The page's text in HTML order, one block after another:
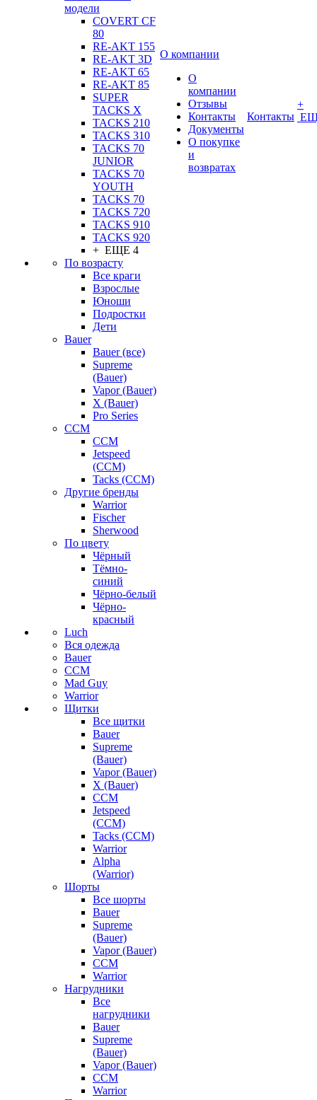
модели
COVERT CF
80
RE-AKT 155
RE-AKT 3D
RE-AKT 65
RE-AKT 85
SUPER
TACKS X
TACKS 210
TACKS 310
TACKS 70
JUNIOR
TACKS 70
YOUTH
TACKS 70
TACKS 720
TACKS 910
TACKS 920
+ ЕЩЕ 4
По возрасту
Все краги
Взрослые
Юноши
Подростки
Дети
Bauer
Bauer (все)
Supreme
(Bauer)
Vapor (Bauer)
X (Bauer)
Pro Series
CCM
CCM
Jetspeed
(CCM)
Tacks (CCM)
Другие бренды
Warrior
Fischer
Sherwood
По цвету
Чёрный
Тёмно-
синий
Чёрно-белый
Чёрно-
красный
Luch
Вся одежда
Bauer
CCM
Mad Guy
Warrior
Щитки
Все щитки
Bauer
Supreme
(Bauer)
Vapor (Bauer)
X (Bauer)
CCM
Jetspeed
(CCM)
Tacks (CCM)
Warrior
Alpha
(Warrior)
Шорты
Все шорты
Bauer
Supreme
(Bauer)
Vapor (Bauer)
CCM
Warrior
Нагрудники
Все
нагрудники
Bauer
Supreme
(Bauer)
Vapor (Bauer)
CCM
Warrior
О компании
О
компании
Отзывы
Контакты
Документы
О покупке
и
возвратах
Контакты
+